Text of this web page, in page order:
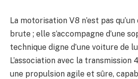
La motorisation V8 n’est pas
brute ; elle s’accompagne d’une
technique digne d’une voiture de
L’association avec la transmission
une propulsion agile et sûre,